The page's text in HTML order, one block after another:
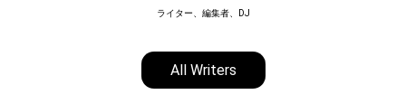
ライター、編集者、DJ
All Writers